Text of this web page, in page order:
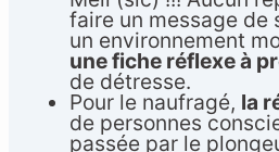
faire un message de
un environnement
une fiche réflexe à
de détresse.
Pour le naufragé, la
de personnes
passée par le